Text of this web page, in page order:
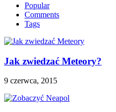
Popular
Comments
Tags
Jak zwiedzać Meteory?
9 czerwca, 2015